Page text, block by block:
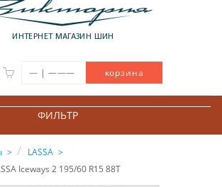
ИНТЕРНЕТ МАГАЗИН ШИН
— | ——— корзина
ФИЛЬТР
LASSA
Iceways 2 195/60 R15 88T